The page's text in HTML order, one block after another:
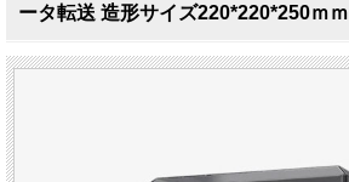
ータ転送 造形サイズ220*220*250ｍｍ